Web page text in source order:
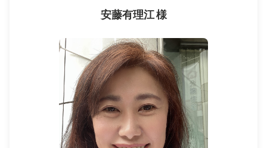
安藤有理江 様